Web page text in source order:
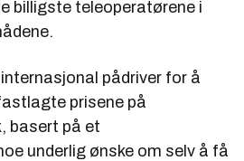
billigste teleoperatørene i
pådriver for å
prisene på
basert på et
underlig ønske om selv å få